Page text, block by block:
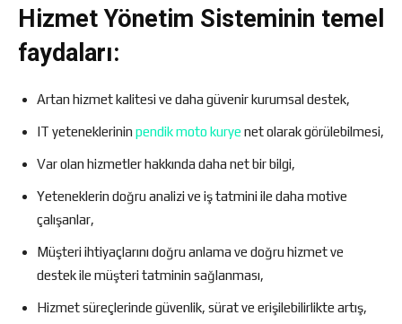
Hizmet Yönetim Sisteminin temel
faydaları:
Artan hizmet kalitesi ve daha güvenir kurumsal destek,
IT yeteneklerinin pendik moto kurye net olarak görülebilmesi,
Var olan hizmetler hakkında daha net bir bilgi,
Yeteneklerin doğru analizi ve iş tatmini ile daha motive
çalışanlar,
Müşteri ihtiyaçlarını doğru anlama ve doğru hizmet ve
destek ile müşteri tatminin sağlanması,
Hizmet süreçlerinde güvenlik, sürat ve erişilebilirlikte artış,